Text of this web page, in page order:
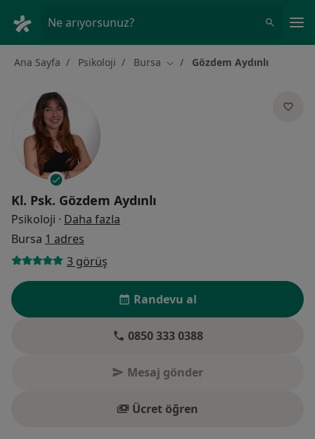
Ne arıyorsunuz?
Ana Sayfa Psikoloji Bursa Şehir değiştir
Gözdem Aydınlı
Kl. Psk. Gözdem Aydınlı
Psikoloji · Daha fazla
Bursa 1 adres
3 görüş
Randevu al
0850 333 0388
Mesaj gönder
Ücret öğren